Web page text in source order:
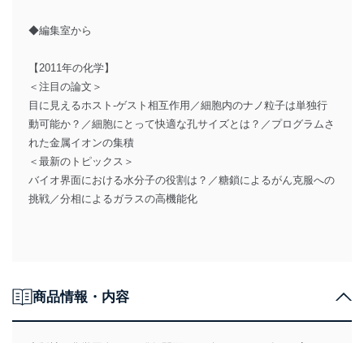
◆編集室から
【2011年の化学】
＜注目の論文＞
目に見えるホスト-ゲスト相互作用／細胞内のナノ粒子は単独行
動可能か？／細胞にとって快適な孔サイズとは？／プログラムさ
れた金属イオンの集積
＜最新のトピックス＞
バイオ界面における水分子の役割は？／糖鎖によるがん克服への
挑戦／分相によるガラスの高機能化
商品情報・内容